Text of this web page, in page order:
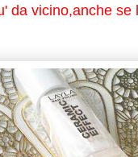
da vicino,anche